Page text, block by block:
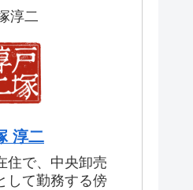
淳二
淳二
住で、中央卸売
して勤務する傍